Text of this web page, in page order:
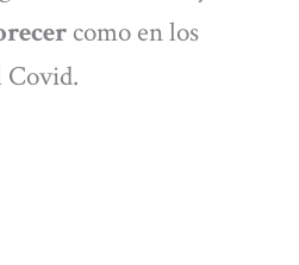
como en los
Covid.